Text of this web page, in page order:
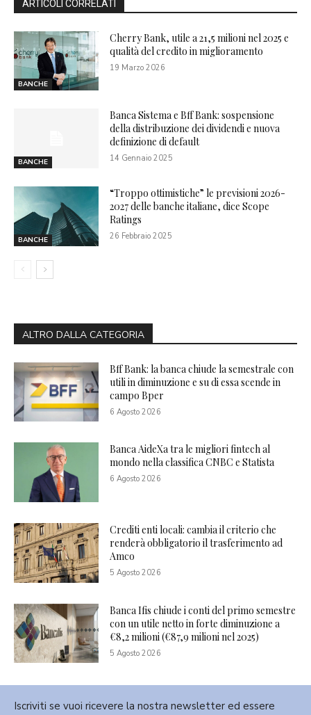
ARTICOLI CORRELATI
BANCHE
Cherry Bank, utile a 21,5 milioni nel 2025 e
qualità del credito in miglioramento
19 Marzo 2026
BANCHE
Banca Sistema e Bff Bank: sospensione
della distribuzione dei dividendi e nuova
definizione di default
14 Gennaio 2025
BANCHE
“Troppo ottimistiche” le previsioni 2026-
2027 delle banche italiane, dice Scope
Ratings
26 Febbraio 2025
ALTRO DALLA CATEGORIA
Bff Bank: la banca chiude la semestrale con
utili in diminuzione e su di essa scende in
campo Bper
6 Agosto 2026
Banca AideXa tra le migliori fintech al
mondo nella classifica CNBC e Statista
6 Agosto 2026
Crediti enti locali: cambia il criterio che
renderà obbligatorio il trasferimento ad
Amco
5 Agosto 2026
Banca Ifis chiude i conti del primo semestre
con un utile netto in forte diminuzione a
€8,2 milioni (€87,9 milioni nel 2025)
5 Agosto 2026
Iscriviti se vuoi ricevere la nostra newsletter ed essere